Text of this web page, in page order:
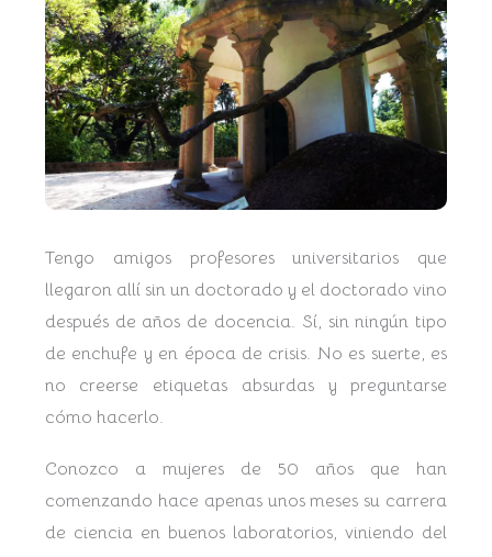
Tengo amigos profesores universitarios que
llegaron allí sin un doctorado y el doctorado vino
después de años de docencia. Sí, sin ningún tipo
de enchufe y en época de crisis. No es suerte, es
no creerse etiquetas absurdas y preguntarse
cómo hacerlo.
Conozco a mujeres de 50 años que han
comenzando hace apenas unos meses su carrera
de ciencia en buenos laboratorios, viniendo del